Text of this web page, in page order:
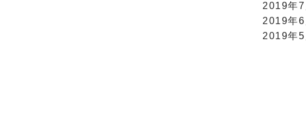
2019年7
2019年6
2019年5